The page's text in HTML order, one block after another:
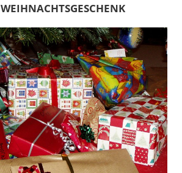
WEIHNACHTSGESCHENK